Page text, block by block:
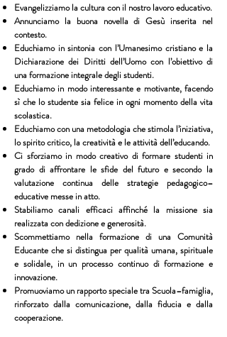
Evangelizziamo la cultura con il nostro lavoro educativo.
Annunciamo la buona novella di Gesù inserita nel
contesto.
Educhiamo in sintonia con l’Umanesimo cristiano e la
Dichiarazione dei Diritti dell’Uomo con l’obiettivo di
una formazione integrale degli studenti.
Educhiamo in modo interessante e motivante, facendo
sì che lo studente sia felice in ogni momento della vita
scolastica.
Educhiamo con una metodologia che stimola l’iniziativa,
lo spirito critico, la creatività e le attività dell’educando.
Ci sforziamo in modo creativo di formare studenti in
grado di affrontare le sfide del futuro e secondo la
valutazione continua delle strategie pedagogico–
educative messe in atto.
Stabiliamo canali efficaci affinché la missione sia
realizzata con dedizione e generosità.
Scommettiamo nella formazione di una Comunità
Educante che si distingua per qualità umana, spirituale
e solidale, in un processo continuo di formazione e
innovazione.
Promuoviamo un rapporto speciale tra Scuola–famiglia,
rinforzato dalla comunicazione, dalla fiducia e dalla
cooperazione.